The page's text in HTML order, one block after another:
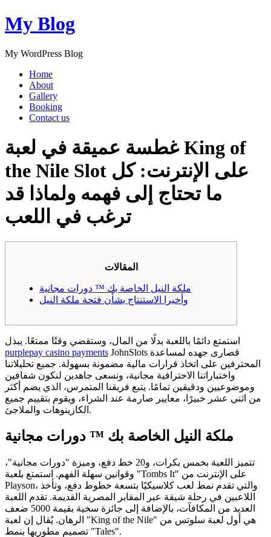
My Blog
My WordPress Blog
Home
About
Gallery
Booking
Contact us
غطسة عميقة في لعبة King of
the Nile Slot على الإنترنت: كل
ما تحتاج إلى فهمه ولماذا قد
ترغب في اللعب
المقالات
ملكة النيل الخاصة بك ™ دورات مجانية
وأخيرا الاستنتاج بشأن فتحة ملكة النيل
استمتع دائمًا باللعبة بدلًا من المال، وستقضي وقتًا ممتعًا. يبذل
purplepay casino payments JohnSlots قصارى جهده لمساعدة
المحترفين على اتخاذ قرارات مالية مضمونة بسهولة. جميع تحليلاتنا
واختباراتنا الاحترافية مجانية، ونسعى جاهدين لنكون شفافين
وموضوعيين ودقيقين تمامًا. يتبع فريقنا المتمرس، الذي يضم أكثر
من اثني عشر خبيرًا، معايير صارمة عند الشراء، ويقوم بتقييم جميع
الكازينوهات والملاجئ.
ملكة النيل الخاصة بك ™ دورات مجانية
تتميز اللعبة بخمس بكرات، و20 خط دفع، وميزة "دورات مجانية"،
وقوانين سهلة الفهم. استمتع بلعبة "Tombs It" على الإنترنت من
Playson، والتي تقدم نمط لعب كلاسيكيًا بتسعة خطوط دفع، وتأخذ
اللاعبين في رحلة شيقة عبر المقابر المصرية القديمة. تقدم اللعبة
العديد من المكافآت، بالإضافة إلى جائزة سخية بقيمة 5000 ضعف
الرهان. يُقال إن لعبة "King of the Nile" هي أول لعبة سلوتس من
تصميم مطوريها بنمط "Tales".